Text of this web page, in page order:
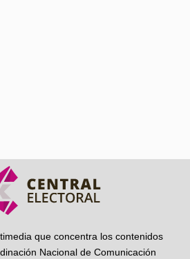
que concentra los contenidos
Nacional de Comunicación